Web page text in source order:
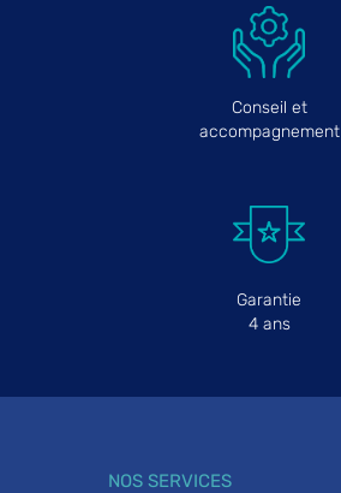
Conseil et
accompagnement
Garantie
4 ans
NOS SERVICES